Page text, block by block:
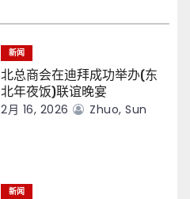
新闻
北总商会在迪拜成功举办(东
北年夜饭)联谊晚宴
2月 16, 2026 Zhuo, Sun
新闻